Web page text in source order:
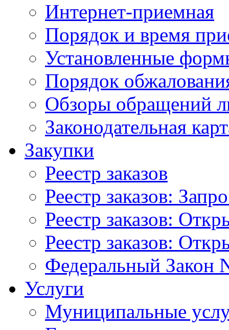
Интернет-приемная
Порядок и время
Установленные
Порядок
Обзоры обращений
Законодательная
Закупки
Реестр заказов
Реестр заказов:
Реестр заказов:
Реестр заказов:
Федеральный Закон
Услуги
Муниципальные